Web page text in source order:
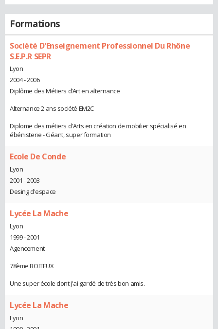
Formations
Société D'Enseignement Professionnel Du Rhône
S.E.P.R SEPR
Lyon
2004 - 2006
Diplôme des Métiers d’Art en alternance
Alternance 2 ans société EM2C
Diplome des métiers d'Arts en création de mobilier spécialisé en
ébénisterie - Géant, super formation
Ecole De Conde
Lyon
2001 - 2003
Desing d'espace
Lycée La Mache
Lyon
1999 - 2001
Agencement
78ème BOITEUX
Une super école dont j'ai gardé de très bon amis.
Lycée La Mache
Lyon